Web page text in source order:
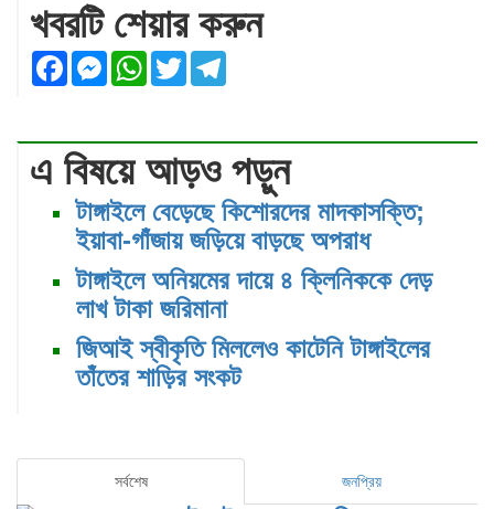
খবরটি শেয়ার করুন
FacebookMessenger
WhatsApp
Twitter
এ বিষয়ে আড়ও পড়ুন
টাঙ্গাইলে বেড়েছে কিশোরদের মাদকাসক্তি;
ইয়াবা-গাঁজায় জড়িয়ে বাড়ছে অপরাধ
টাঙ্গাইলে অনিয়মের দায়ে ৪ ক্লিনিককে দেড়
লাখ টাকা জরিমানা
জিআই স্বীকৃতি মিললেও কাটেনি টাঙ্গাইলের
তাঁতের শাড়ির সংকট
সর্বশেষ জনপ্রিয়